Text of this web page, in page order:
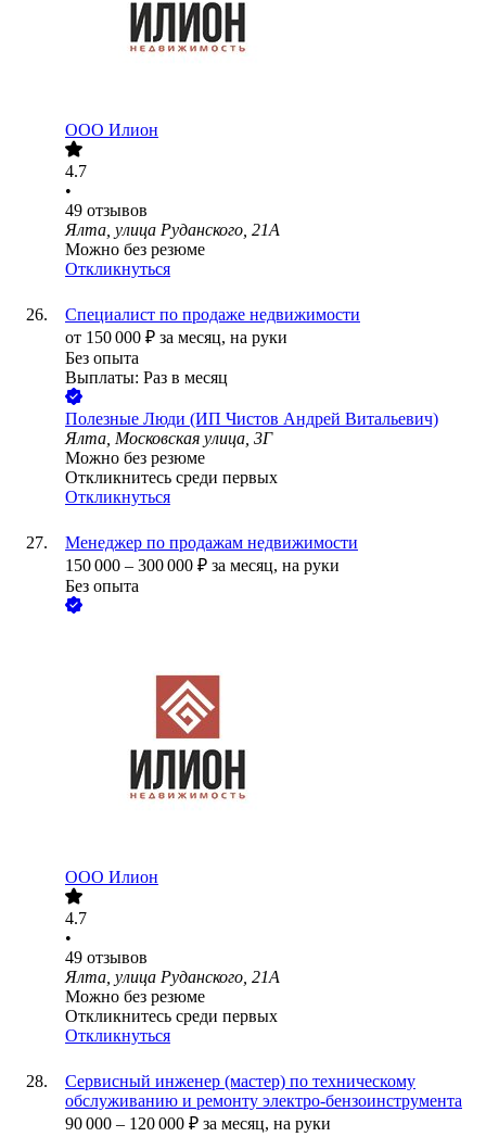
ООО Илион
4.7
•
49 отзывов
Ялта, улица Руданского, 21А
Можно без резюме
Откликнуться
Специалист по продаже недвижимости
от 150 000 ₽ за месяц, на руки
Без опыта
Выплаты: Раз в месяц
Полезные Люди (ИП Чистов Андрей Витальевич)
Ялта, Московская улица, 3Г
Можно без резюме
Откликнитесь среди первых
Откликнуться
Менеджер по продажам недвижимости
150 000 – 300 000 ₽ за месяц, на руки
Без опыта
ООО Илион
4.7
•
49 отзывов
Ялта, улица Руданского, 21А
Можно без резюме
Откликнитесь среди первых
Откликнуться
Сервисный инженер (мастер) по техническому
обслуживанию и ремонту электро-бензоинструмента
90 000 – 120 000 ₽ за месяц, на руки